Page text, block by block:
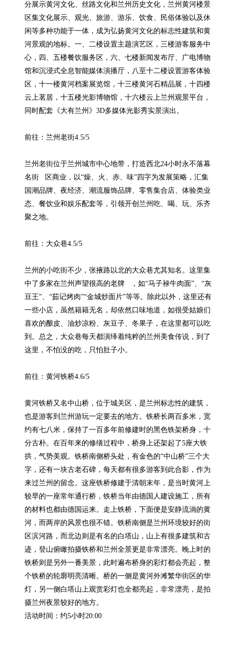
分展示黄河文化、丝路文化和兰州历史文化，兰州黄河楼景
区集文化展示、观光、旅游、游乐、饮食、民俗体验以及休
闲等多种功能于一体，成为弘扬黄河文化的标志性建筑和黄
河景观的地标。一、二楼设置主题演艺区，三楼游客服务中
心，四、五楼餐饮服务区，六、七楼新闻发布厅、广电博物
馆和沉浸式全息智能媒体演播厅，八至十二楼设置游客体验
区，十一楼黄河档案展览馆，十三楼黄河石精品展，十四楼
云上茗居，十五楼光影博物馆，十六楼云上兰州观景平台，
同时配套《大有兰州》3D多媒体光影秀实景演出。
前往：兰州老街4.5/5
兰州老街位于兰州城市中心地带，打造西北24小时永不落幕
名街   区商业，以“燥、火、赤、味”四字为发展策略，汇集
国潮品牌、夜经济、潮流服饰品牌、零售集合店、体验类业
态、餐饮业和娱乐配套等，引领开创兰州吃、喝、玩、乐齐
聚之地。
前往：大众巷4.5/5
兰州的小吃街不少，张掖路以北的大众巷尤其知名。这里集
中了多家在兰州声望很高的老牌   ，如“马子禄牛肉面”、“灰
豆王”、“茹记烤肉”“金城炒面片”等等。除此以外，这里还有
一些小店，虽然籍籍无名，却依然口味地道，如很受姑娘们
喜欢的酿皮、油炒凉粉、灰豆子、冬果子，在这里都可以吃
到。总之，大众巷每天都演绎着纯粹的兰州美食传说，到了
这里，不怕没的吃，只怕肚子小。
前往：黄河铁桥4.6/5
黄河铁桥又名中山桥，位于城关区，是兰州标志性的建筑，
也是游客到兰州游玩一定要去的地方。铁桥长两百多米，宽
约有七八米，保持了一百多年前修建时的黑色铁架桥身，十
分古朴。在百年来的修缮过程中，桥身上还架起了5座大铁
拱，气势美观。铁桥南侧桥头处，有金色的“中山桥”三个大
字，还有一块古老石碑，每天都有很多游客到此合影，作为
来过兰州的留念。这座铁桥修建于清朝末年，是当时黄河上
较早的一座常年通行桥，铁桥当年由德国人建设施工，所有
的材料也都由德国运来。走上铁桥，下面便是安静流淌的黄
河，而两岸的风景也很不错。铁桥南侧是兰州环境较好的街
区滨河路，而北边则是有名的白塔山，山上有很多建筑和古
迹，登山俯瞰拍摄铁桥和兰州全景更是非常漂亮。晚上时的
铁桥则是另外一番美景，此时遍布桥身的彩灯都会亮起，整
个铁桥的轮廓明亮清晰。桥的一侧是黄河外滩繁华街区的华
灯，另一侧白塔山上观赏彩灯也全都亮起，非常漂亮，是拍
摄兰州夜景较好的地方。
活动时间：约5小时20:00